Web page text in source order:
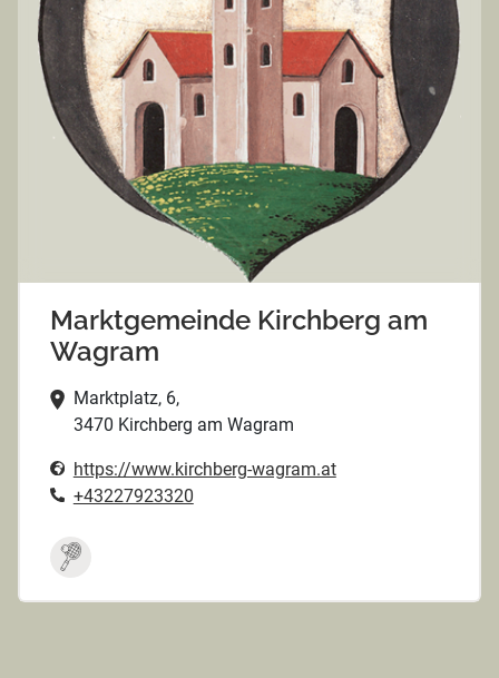
Marktgemeinde Kirchberg am
Wagram
Marktplatz, 6,
3470 Kirchberg am Wagram
https://www.kirchberg-wagram.at
+43227923320